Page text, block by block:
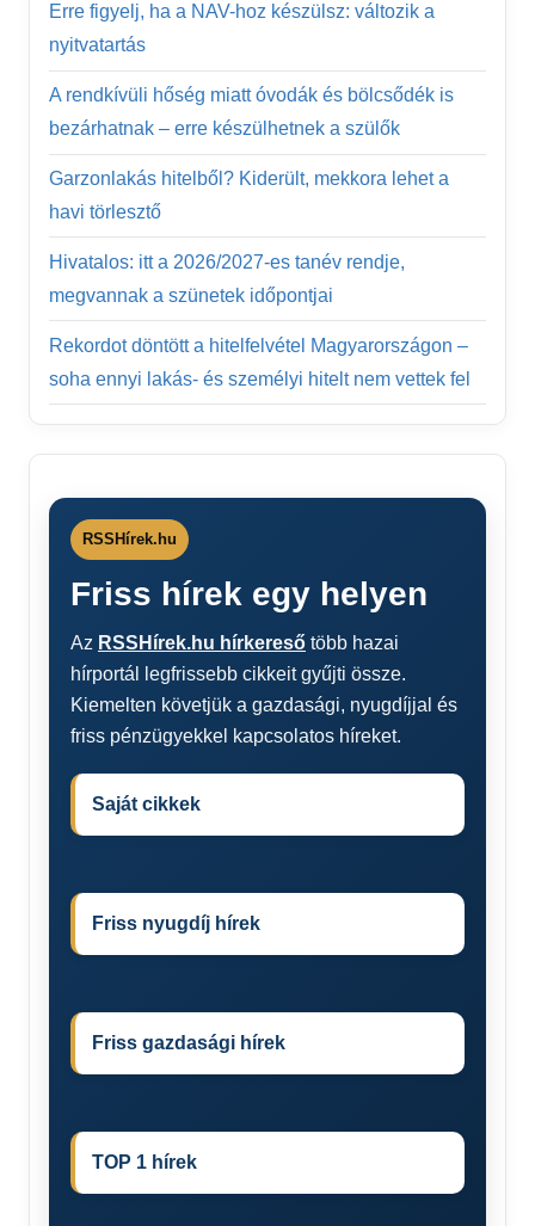
Erre figyelj, ha a NAV-hoz készülsz: változik a
nyitvatartás
A rendkívüli hőség miatt óvodák és bölcsődék is
bezárhatnak – erre készülhetnek a szülők
Garzonlakás hitelből? Kiderült, mekkora lehet a
havi törlesztő
Hivatalos: itt a 2026/2027-es tanév rendje,
megvannak a szünetek időpontjai
Rekordot döntött a hitelfelvétel Magyarországon –
soha ennyi lakás- és személyi hitelt nem vettek fel
RSSHírek.hu
Friss hírek egy helyen
Az RSSHírek.hu hírkereső több hazai
hírportál legfrissebb cikkeit gyűjti össze.
Kiemelten követjük a gazdasági, nyugdíjjal és
friss pénzügyekkel kapcsolatos híreket.
Saját cikkek
Friss nyugdíj hírek
Friss gazdasági hírek
TOP 1 hírek